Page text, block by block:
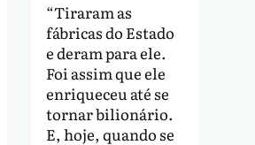
“Tiraram as
fábricas do Estado
e deram para ele.
Foi assim que ele
enriqueceu até se
tornar bilionário.
E, hoje, quando se